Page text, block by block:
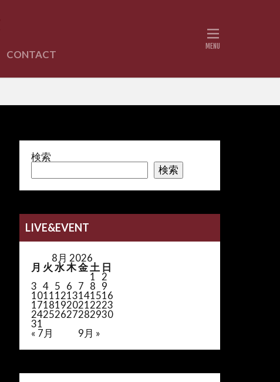
CONTACT
検索
検索
LIVE&EVENT
8月 2026
月 火 水木金土 日
1 2
3 4 5 6 7 8 9
10111213141516
17181920212223
24252627282930
31
« 7月 9月 »